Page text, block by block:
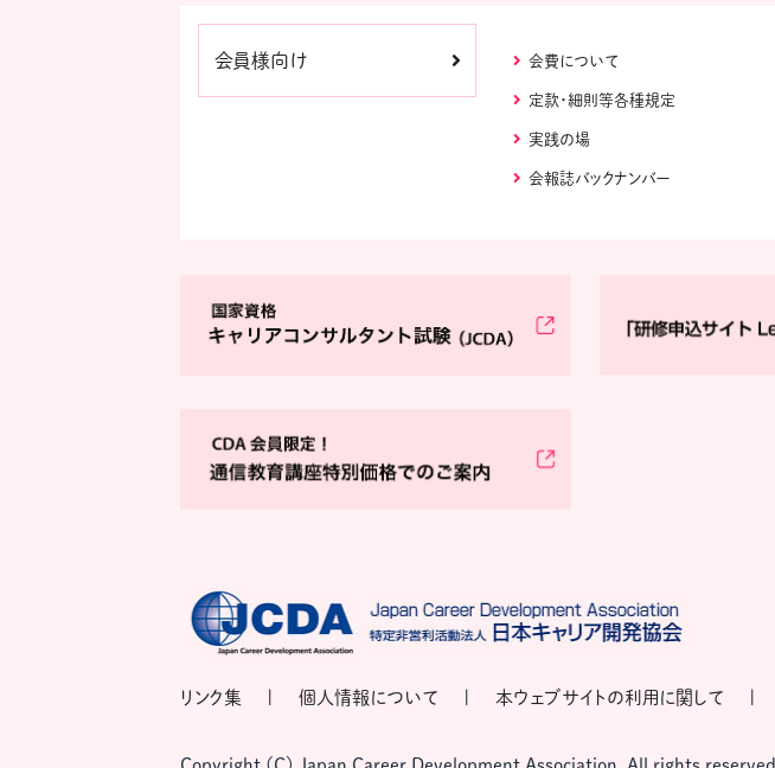
会員様向け 会費について
定款・細則等各種規定
実践の場
会報誌バックナンバー
リンク集 個人情報について 本ウェブサイトの利用に関して